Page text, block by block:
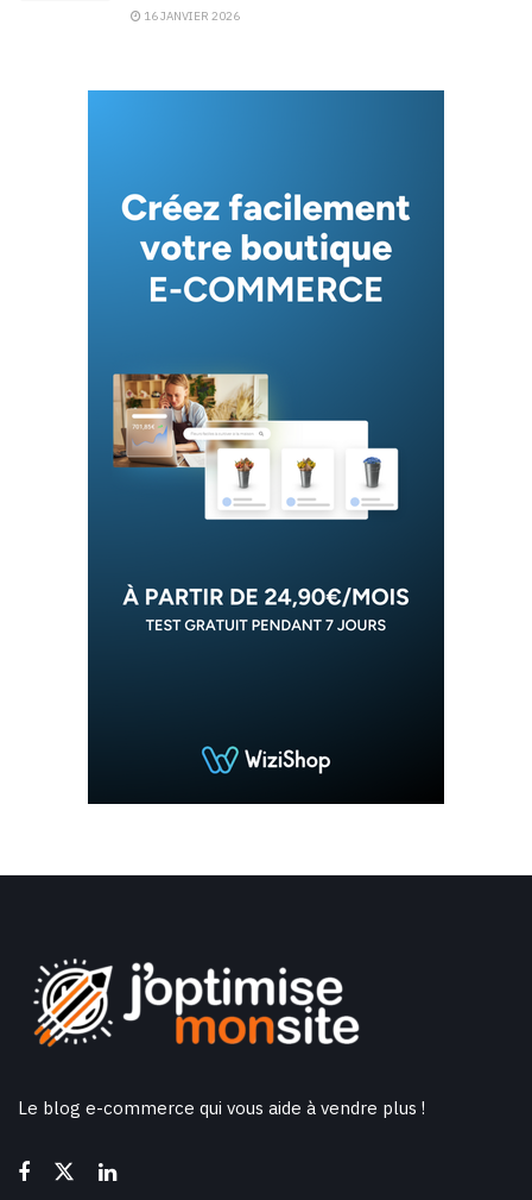
16 JANVIER 2026
Le blog e-commerce qui vous aide à vendre plus !